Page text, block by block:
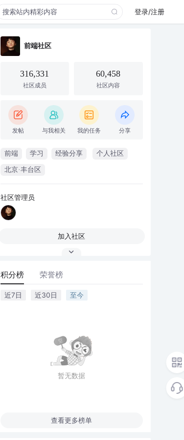
登录/注册
前端社区
316,331
社区成员
60,458
社区内容
发帖 与我相关 我的任务 分享
前端 学习 经验分享 个人社区
北京·丰台区
社区管理员
加入社区
积分榜 荣誉榜
近7日 近30日 至今
暂无数据
查看更多榜单